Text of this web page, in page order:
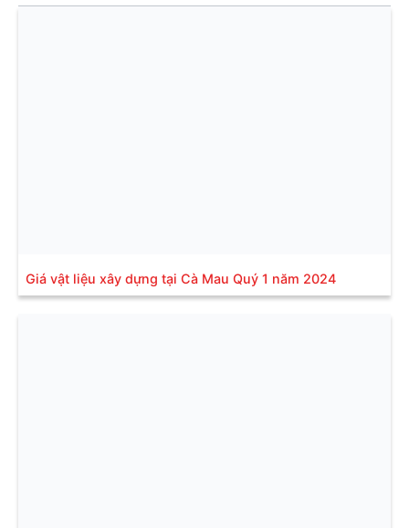
Giá vật liệu xây dựng tại Cà Mau Quý 1 năm 2024